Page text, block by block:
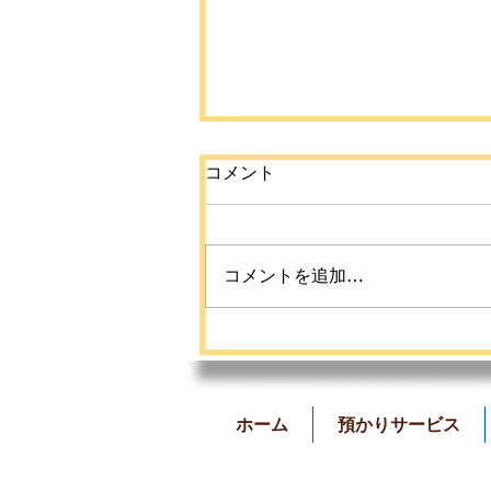
夏休み教育活動】のご案内
📣
コメント
コメントを追加…
ホーム 預かりサービス